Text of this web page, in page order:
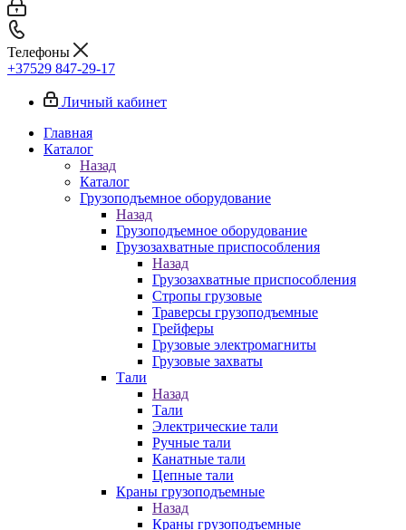
Телефоны
+37529 847-29-17‬
Личный кабинет
Главная
Каталог
Назад
Каталог
Грузоподъемное оборудование
Назад
Грузоподъемное оборудование
Грузозахватные приспособления
Назад
Грузозахватные приспособления
Стропы грузовые
Траверсы грузоподъемные
Грейферы
Грузовые электромагниты
Грузовые захваты
Тали
Назад
Тали
Электрические тали
Ручные тали
Канатные тали
Цепные тали
Краны грузоподъемные
Назад
Краны грузоподъемные